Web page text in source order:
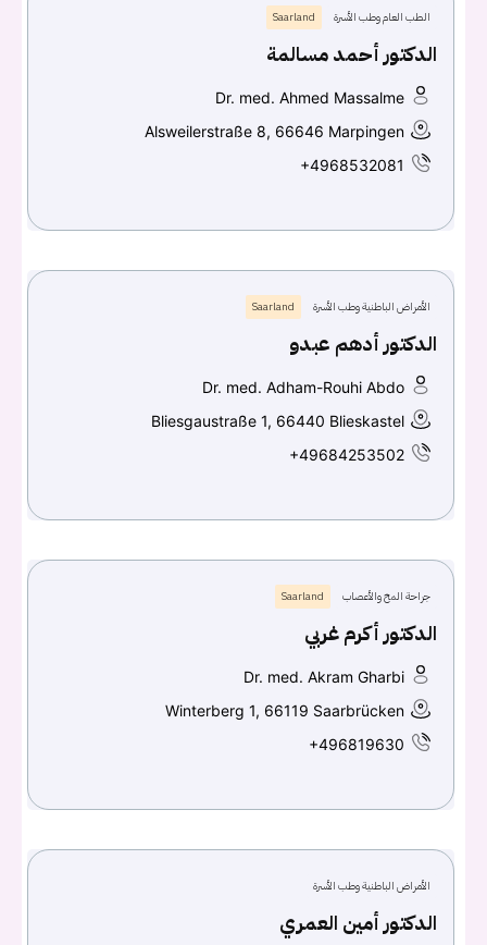
الطب العام وطب الأسرة Saarland
الدكتور أحمد مسالمة
Dr. med. Ahmed Massalme
Alsweilerstraße 8, 66646 Marpingen
+4968532081
الأمراض الباطنية وطب الأسرة Saarland
الدكتور أدهم عبدو
Dr. med. Adham-Rouhi Abdo
Bliesgaustraße 1, 66440 Blieskastel
+49684253502
جراحة المخ والأعصاب Saarland
الدكتور أكرم غربي
Dr. med. Akram Gharbi
Winterberg 1, 66119 Saarbrücken
+496819630
الأمراض الباطنية وطب الأسرة
الدكتور أمين العمري